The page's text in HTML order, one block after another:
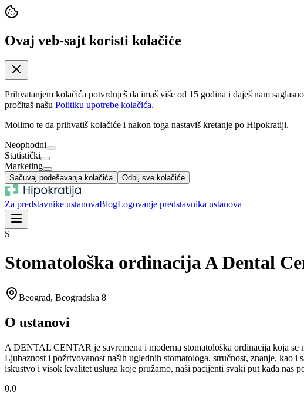
Ovaj veb-sajt koristi kolačiće
Prihvatanjem kolačića potvrđuješ da imaš više od 15 godina i daješ nam
pročitaš našu Politiku upotrebe kolačića.
Molimo te da prihvatiš kolačiće i nakon toga nastaviš kretanje po Hipokratiji.
Neophodni
Statistički
Marketing
Sačuvaj podešavanja kolačića Odbij sve kolačiće
Za predstavnike ustanovaBlogLogovanje predstavnika ustanova
S
Stomatološka ordinacija A Dental
Beograd, Beogradska 8
O ustanovi
A DENTAL CENTAR je savremena i moderna stomatološka ordinacija koja se
Ljubaznost i požrtvovanost naših uglednih stomatologa, stručnost, znanje, kao
iskustvo i visok kvalitet usluga koje pružamo, naši pacijenti svaki put kada nas
0.0